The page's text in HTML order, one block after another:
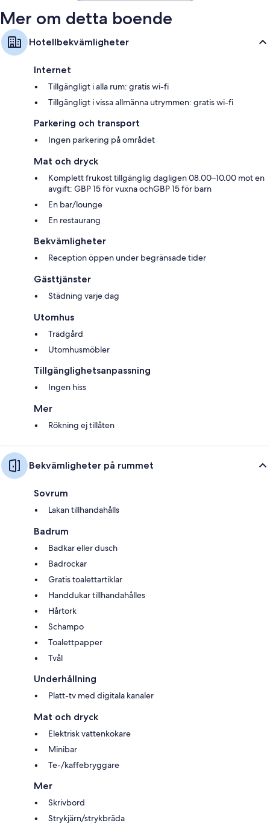
Mer om detta boende
Hotellbekvämligheter
Internet
Tillgängligt i alla rum: gratis wi-fi
Tillgängligt i vissa allmänna utrymmen: gratis wi-fi
Parkering och transport
Ingen parkering på området
Mat och dryck
Komplett frukost tillgänglig dagligen 08.00–10.00 mot en
avgift: GBP 15 för vuxna ochGBP 15 för barn
En bar/lounge
En restaurang
Bekvämligheter
Reception öppen under begränsade tider
Gästtjänster
Städning varje dag
Utomhus
Trädgård
Utomhusmöbler
Tillgänglighetsanpassning
Ingen hiss
Mer
Rökning ej tillåten
Bekvämligheter på rummet
Sovrum
Lakan tillhandahålls
Badrum
Badkar eller dusch
Badrockar
Gratis toalettartiklar
Handdukar tillhandahålles
Hårtork
Schampo
Toalettpapper
Tvål
Underhållning
Platt-tv med digitala kanaler
Mat och dryck
Elektrisk vattenkokare
Minibar
Te-/kaffebryggare
Mer
Skrivbord
Strykjärn/strykbräda